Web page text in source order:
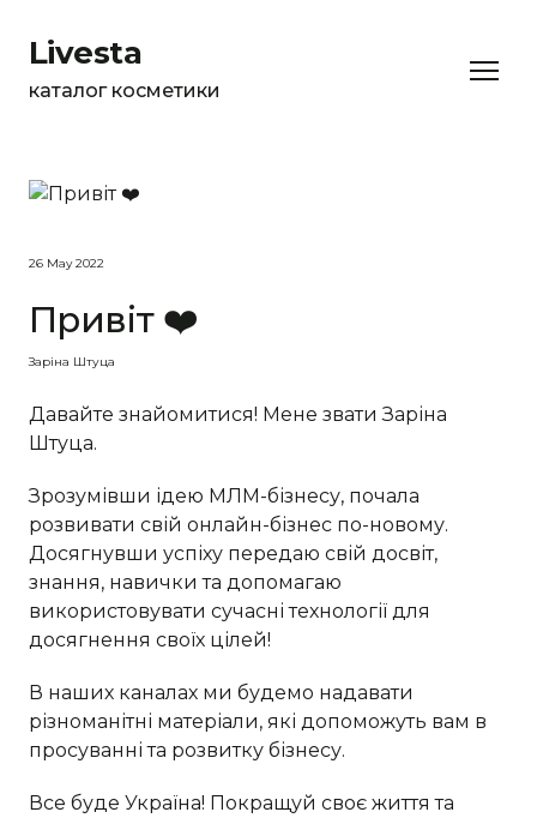
Livesta
каталог косметики
26 May 2022
Привіт ❤️
Заріна Штуца
Давайте знайомитися! Мене звати Заріна
Штуца.
Зрозумівши ідею МЛМ-бізнесу, почала
розвивати свій онлайн-бізнес по-новому.
Досягнувши успіху передаю свій досвіт,
знання, навички та допомагаю
використовувати сучасні технології для
досягнення своїх цілей!
В наших каналах ми будемо надавати
різноманітні матеріали, які допоможуть вам в
просуванні та розвитку бізнесу.
Все буде Україна! Покращуй своє життя та